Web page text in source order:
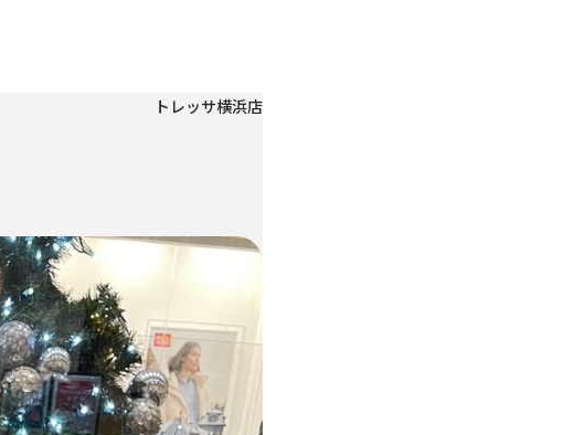
トレッサ横浜店